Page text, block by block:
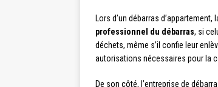
Lors d’un débarras
professionnel du débarras, si
déchets, même s’il confie leur
autorisations nécessaires pour la
De son côté, l’entreprise de